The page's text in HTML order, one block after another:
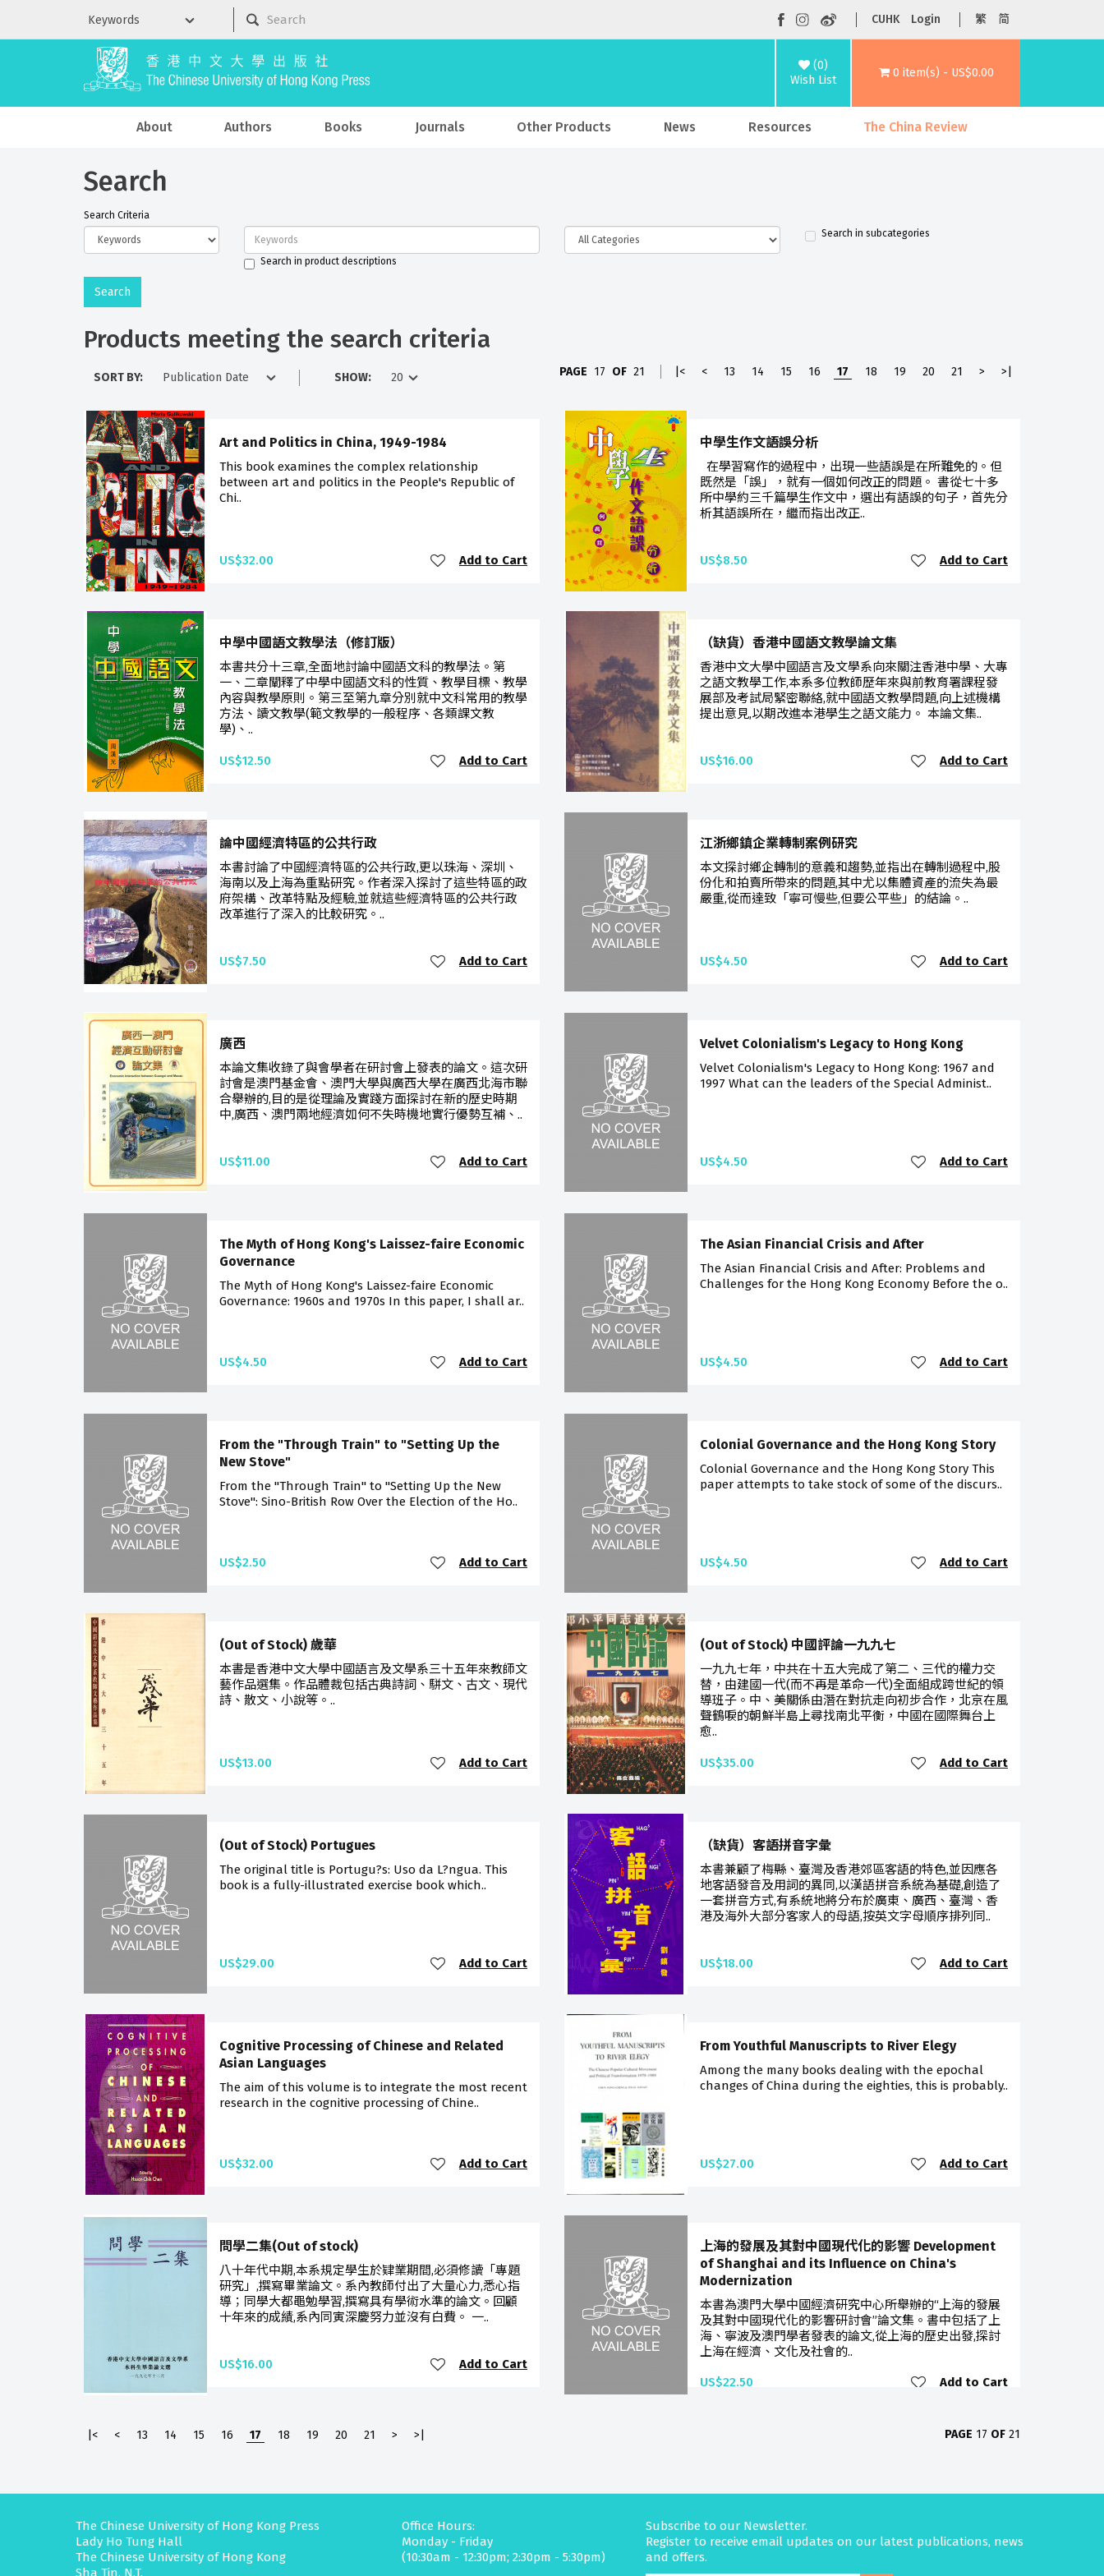
CUHK Login 繁 简
(0)
Wish List
0 item(s) - US$0.00
About Authors Books Journals Other Products News Resources The China Review
Search
Search Criteria
Search in product descriptions
Search in subcategories
Products meeting the search criteria
SORT BY: SHOW: PAGE 17 OF 21 |< < 13 14 15 16 17 18 19 20 21 > >|
Art and Politics in China, 1949-1984
This book examines the complex relationship
between art and politics in the People's Republic of
Chi..
US$32.00 Add to Cart
中學生作文語誤分析
在學習寫作的過程中，出現一些語誤是在所難免的。但
既然是「誤」，就有一個如何改正的問題。 書從七十多
所中學約三千篇學生作文中，選出有語誤的句子，首先分
析其語誤所在，繼而指出改正..
US$8.50 Add to Cart
中學中國語文教學法（修訂版）
本書共分十三章,全面地討論中國語文科的教學法。第
一、二章闡釋了中學中國語文科的性質、教學目標、教學
內容與教學原則。第三至第九章分別就中文科常用的教學
方法、讀文教學(範文教學的一般程序、各類課文教
學)、..
US$12.50 Add to Cart
（缺貨）香港中國語文教學論文集
香港中文大學中國語言及文學系向來關注香港中學、大專
之語文教學工作,本系多位教師歷年來與前教育署課程發
展部及考試局緊密聯絡,就中國語文教學問題,向上述機構
提出意見,以期改進本港學生之語文能力。 本論文集..
US$16.00 Add to Cart
論中國經濟特區的公共行政
本書討論了中國經濟特區的公共行政,更以珠海、深圳、
海南以及上海為重點研究。作者深入探討了這些特區的政
府架構、改革特點及經驗,並就這些經濟特區的公共行政
改革進行了深入的比較研究。..
US$7.50 Add to Cart
江浙鄉鎮企業轉制案例研究
本文探討鄉企轉制的意義和趨勢,並指出在轉制過程中,股
份化和拍賣所帶來的問題,其中尤以集體資產的流失為最
嚴重,從而達致「寧可慢些,但要公平些」的結論。..
US$4.50 Add to Cart
廣西
本論文集收錄了與會學者在研討會上發表的論文。這次研
討會是澳門基金會、澳門大學與廣西大學在廣西北海市聯
合舉辦的,目的是從理論及實踐方面探討在新的歷史時期
中,廣西、澳門兩地經濟如何不失時機地實行優勢互補、..
US$11.00 Add to Cart
Velvet Colonialism's Legacy to Hong Kong
Velvet Colonialism's Legacy to Hong Kong: 1967 and
1997 What can the leaders of the Special Administ..
US$4.50 Add to Cart
The Myth of Hong Kong's Laissez-faire Economic
Governance
The Myth of Hong Kong's Laissez-faire Economic
Governance: 1960s and 1970s In this paper, I shall ar..
US$4.50 Add to Cart
The Asian Financial Crisis and After
The Asian Financial Crisis and After: Problems and
Challenges for the Hong Kong Economy Before the o..
US$4.50 Add to Cart
From the "Through Train" to "Setting Up the
New Stove"
From the "Through Train" to "Setting Up the New
Stove": Sino-British Row Over the Election of the Ho..
US$2.50 Add to Cart
Colonial Governance and the Hong Kong Story
Colonial Governance and the Hong Kong Story This
paper attempts to take stock of some of the discurs..
US$4.50 Add to Cart
(Out of Stock) 歲華
本書是香港中文大學中國語言及文學系三十五年來教師文
藝作品選集。作品體裁包括古典詩詞、駢文、古文、現代
詩、散文、小說等。..
US$13.00 Add to Cart
(Out of Stock) 中國評論一九九七
一九九七年，中共在十五大完成了第二、三代的權力交
替，由建國一代(而不再是革命一代)全面組成跨世紀的領
導班子。中、美關係由潛在對抗走向初步合作，北京在風
聲鶴唳的朝鮮半島上尋找南北平衡，中國在國際舞台上
愈..
US$35.00 Add to Cart
(Out of Stock) Portugues
The original title is Portugu?s: Uso da L?ngua. This
book is a fully-illustrated exercise book which..
US$29.00 Add to Cart
（缺貨）客語拼音字彙
本書兼顧了梅縣、臺灣及香港郊區客語的特色,並因應各
地客語發音及用詞的異同,以漢語拼音系統為基礎,創造了
一套拼音方式,有系統地將分布於廣東、廣西、臺灣、香
港及海外大部分客家人的母語,按英文字母順序排列同..
US$18.00 Add to Cart
Cognitive Processing of Chinese and Related
Asian Languages
The aim of this volume is to integrate the most recent
research in the cognitive processing of Chine..
US$32.00 Add to Cart
From Youthful Manuscripts to River Elegy
Among the many books dealing with the epochal
changes of China during the eighties, this is probably..
US$27.00 Add to Cart
問學二集(Out of stock)
八十年代中期,本系規定學生於肄業期間,必須修讀「專題
研究」,撰寫畢業論文。系內教師付出了大量心力,悉心指
導；同學大都黽勉學習,撰寫具有學術水準的論文。回顧
十年來的成績,系內同寅深慶努力並沒有白費。 一..
US$16.00 Add to Cart
上海的發展及其對中國現代化的影響 Development
of Shanghai and its Influence on China's
Modernization
本書為澳門大學中國經濟研究中心所舉辦的“上海的發展
及其對中國現代化的影響研討會”論文集。書中包括了上
海、寧波及澳門學者發表的論文,從上海的歷史出發,探討
上海在經濟、文化及社會的..
US$22.50 Add to Cart
|< < 13 14 15 16 17 18 19 20 21 > >| PAGE 17 OF 21
The Chinese University of Hong Kong Press
Lady Ho Tung Hall
The Chinese University of Hong Kong
Sha Tin, N.T.
Office Hours:
Monday - Friday
(10:30am - 12:30pm; 2:30pm - 5:30pm)
Subscribe to our Newsletter.
Register to receive email updates on our latest publications, news
and offers.